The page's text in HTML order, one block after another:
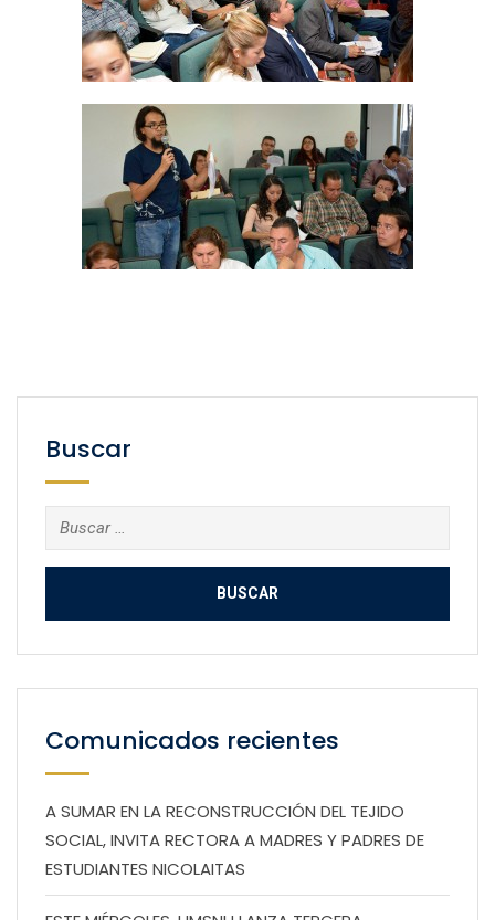
Buscar
Buscar:
Comunicados recientes
A SUMAR EN LA RECONSTRUCCIÓN DEL TEJIDO
SOCIAL, INVITA RECTORA A MADRES Y PADRES DE
ESTUDIANTES NICOLAITAS